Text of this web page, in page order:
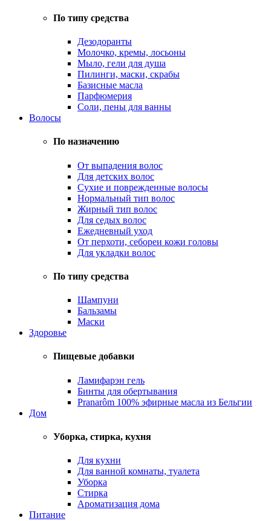
По типу средства
Дезодоранты
Молочко, кремы, лосьоны
Мыло, гели для душа
Пилинги, маски, скрабы
Базисные масла
Парфюмерия
Соли, пены для ванны
Волосы
По назначению
От выпадения волос
Для детских волос
Сухие и поврежденные волосы
Нормальный тип волос
Жирный тип волос
Для седых волос
Ежедневный уход
От перхоти, себореи кожи головы
Для укладки волос
По типу средства
Шампуни
Бальзамы
Маски
Здоровье
Пищевые добавки
Ламифарэн гель
Бинты для обертывания
Pranarôm 100% эфирные масла из Бельгии
Дом
Уборка, стирка, кухня
Для кухни
Для ванной комнаты, туалета
Уборка
Стирка
Ароматизация дома
Питание